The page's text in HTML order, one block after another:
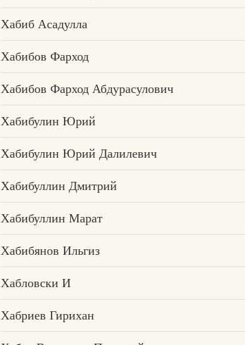
Хабиб Асадулла
Хабибов Фарход
Хабибов Фарход Абдурасулович
Хабибулин Юрий
Хабибулин Юрий Далилевич
Хабибуллин Дмитрий
Хабибуллин Марат
Хабибянов Ильгиз
Хабловски И
Хабриев Гирихан